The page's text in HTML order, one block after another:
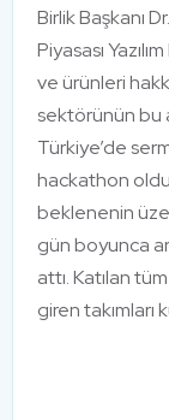
Birlik Başkanı
Piyasası
ve ürünleri
sektörünün bu
Türkiye’de
hackathon
beklenenin
gün boyunca
attı. Katılan
giren takımları